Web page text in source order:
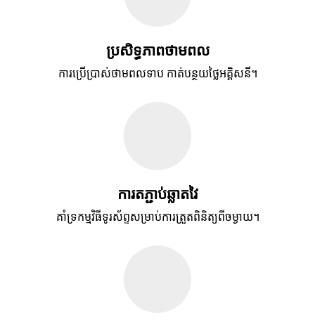
ប្រសិទ្ធភាពថាមពល
ការប្រើប្រាស់ថាមពលទាប កាត់បន្ថយថ្លៃអគ្គិសនី។
ការតភ្ជាប់ឆ្លាតវៃ
គាំទ្រកម្មវិធីទូរស័ព្ទសម្រាប់ការត្រួតពិនិត្យពីចម្ងាយ។